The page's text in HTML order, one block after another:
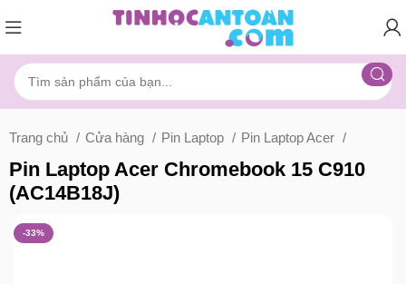
Trang chủ Cửa hàng Pin Laptop Pin Laptop Acer
Pin Laptop Acer Chromebook 15 C910
(AC14B18J)
-33%